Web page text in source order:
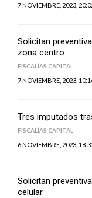
7 NOVIEMBRE, 2023,
Solicitan
zona centro
FISCALÍAS CAPITAL
7 NOVIEMBRE, 2023,
Tres imputados
FISCALÍAS CAPITAL
6 NOVIEMBRE, 2023,
Solicitan
celular